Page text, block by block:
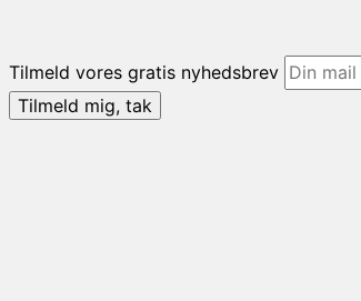
Tilmeld vores gratis nyhedsbrev